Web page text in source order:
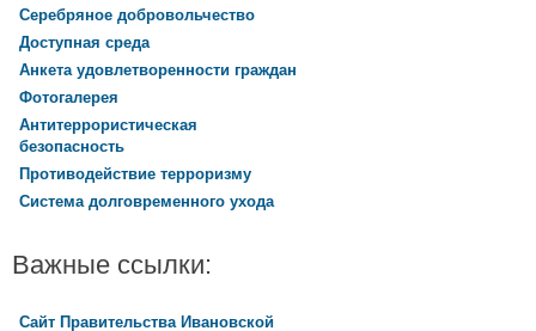
Серебряное добровольчество
Доступная среда
Анкета удовлетворенности граждан
Фотогалерея
Антитеррористическая
безопасность
Противодействие терроризму
Система долговременного ухода
Важные ссылки:
Сайт Правительства Ивановской